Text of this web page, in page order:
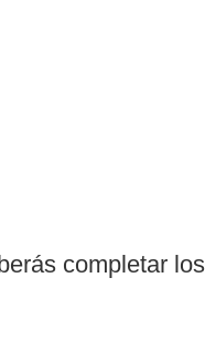
completar